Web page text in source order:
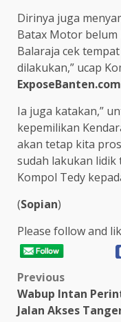
Dirinya juga
Batax Motor
Balaraja cek
dilakukan,” ucap
ExposeBanten.com
Ia juga katakan,”
kepemilikan
akan tetap kita
sudah lakukan lidik
Kompol Tedy
(Sopian)
Please follow and
Post
navigation
Previous
Wabup Intan
Jalan Akses